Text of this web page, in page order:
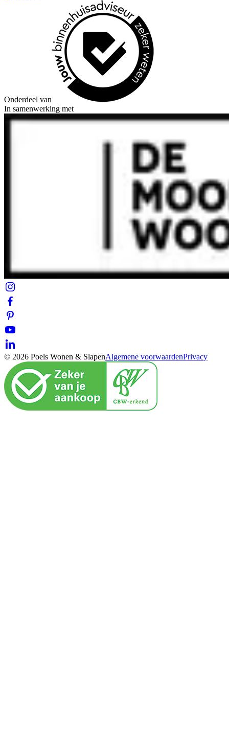
Onderdeel van
In samenwerking met
© 2026 Poels Wonen & SlapenAlgemene voorwaardenPrivacy